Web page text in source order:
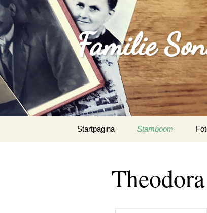
Familie
naar
Startpagina Stamboom